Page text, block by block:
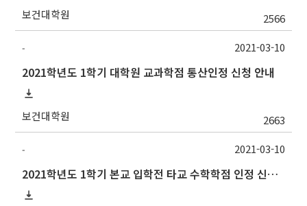
보건대학원 2566
-
2021학년도 1학기 대학원 교과학점 통산인정 신청 안내
보건대학원 2663
2021-03-10
-
2021학년도 1학기 본교 입학전 타교 수학학점 인정 신청 안내
2021-03-10